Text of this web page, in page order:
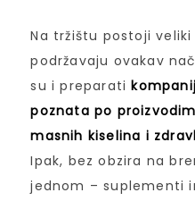
Na tržištu postoji
podržavaju ovakav
su i preparati
poznata po
masnih kiselina i
Ipak, bez obzira na
jednom – suplementi